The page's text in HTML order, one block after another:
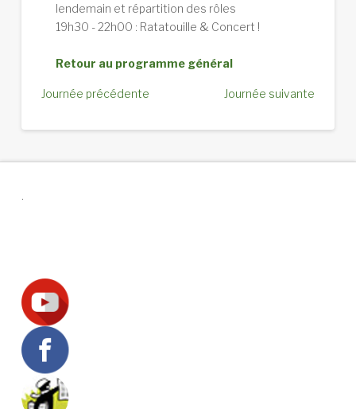
lendemain et répartition des rôles
19h30 - 22h00 : Ratatouille & Concert !
Retour au programme général
Journée précédente Journée suivante